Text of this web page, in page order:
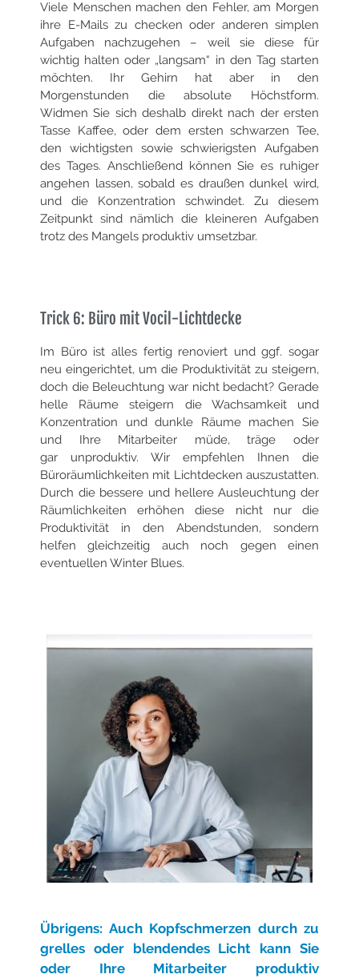
Viele Menschen machen den Fehler, am Morgen
ihre E-Mails zu checken oder anderen simplen
Aufgaben nachzugehen – weil sie diese für
wichtig halten oder „langsam“ in den Tag starten
möchten. Ihr Gehirn hat aber in den
Morgenstunden die absolute Höchstform.
Widmen Sie sich deshalb direkt nach der ersten
Tasse Kaffee, oder dem ersten schwarzen Tee,
den wichtigsten sowie schwierigsten Aufgaben
des Tages. Anschließend können Sie es ruhiger
angehen lassen, sobald es draußen dunkel wird,
und die Konzentration schwindet. Zu diesem
Zeitpunkt sind nämlich die kleineren Aufgaben
trotz des Mangels produktiv umsetzbar.
Trick 6: Büro mit Vocil-Lichtdecke
Im Büro ist alles fertig renoviert und ggf. sogar
neu eingerichtet, um die Produktivität zu steigern,
doch die Beleuchtung war nicht bedacht? Gerade
helle Räume steigern die Wachsamkeit und
Konzentration und dunkle Räume machen Sie
und Ihre Mitarbeiter müde, träge oder
gar unproduktiv. Wir empfehlen Ihnen die
Büroräumlichkeiten mit Lichtdecken auszustatten.
Durch die bessere und hellere Ausleuchtung der
Räumlichkeitenerhöhen diese nicht nur die
Produktivität in den Abendstunden, sondern
helfen gleichzeitig auch noch gegen einen
eventuellen Winter Blues.
Übrigens: Auch Kopfschmerzen durch zu
grelles oder blendendes Licht kann Sie
oder Ihre Mitarbeiter produktiv